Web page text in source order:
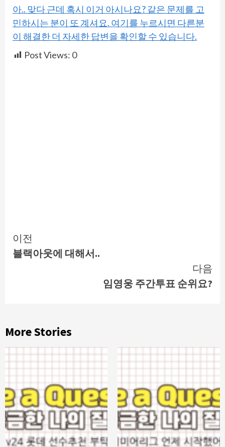
아.. 맞다 근데 혹시 이거 아시나요? 같은 문제를 고
민하시는 분이 또 계셔요. 여기를 누르시면 다른분
이 해결한 더 자세한 답변을 확인할 수 있습니다.
Post Views: 0
Continue
Reading
이전
블랙아웃에 대해서..
다음
임영웅 주간투표 순위요?
More Stories